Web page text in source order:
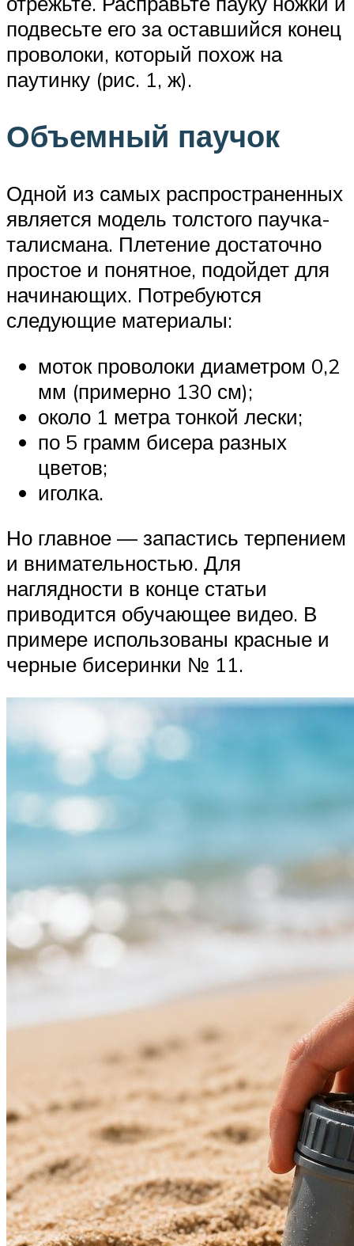
подвесьте его за оставшийся конец
проволоки, который похож на
паутинку (рис. 1, ж).
Объемный паучок
Одной из самых распространенных
является модель толстого паучка-
талисмана. Плетение достаточно
простое и понятное, подойдет для
начинающих. Потребуются
следующие материалы:
моток проволоки диаметром 0,2
мм (примерно 130 см);
около 1 метра тонкой лески;
по 5 грамм бисера разных
цветов;
иголка.
Но главное — запастись терпением
и внимательностью. Для
наглядности в конце статьи
приводится обучающее видео. В
примере использованы красные и
черные бисеринки № 11.